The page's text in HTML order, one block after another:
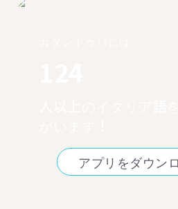
アプリをダウン